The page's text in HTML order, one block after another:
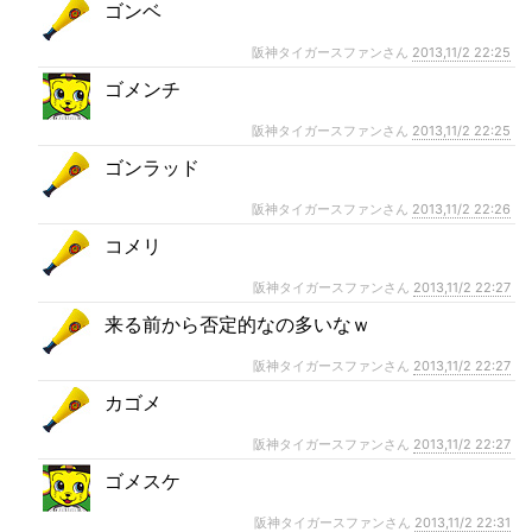
ゴンベ
阪神タイガースファンさん 2013,11/2 22:25
ゴメンチ
阪神タイガースファンさん 2013,11/2 22:25
ゴンラッド
阪神タイガースファンさん 2013,11/2 22:26
コメリ
阪神タイガースファンさん 2013,11/2 22:27
来る前から否定的なの多いなｗ
阪神タイガースファンさん 2013,11/2 22:27
カゴメ
阪神タイガースファンさん 2013,11/2 22:27
ゴメスケ
阪神タイガースファンさん 2013,11/2 22:31